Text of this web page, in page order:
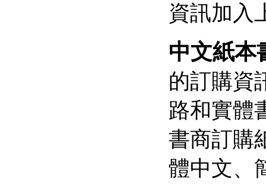
資訊加入
中文紙本
的訂購資
路和實體
書商訂購
體中文、